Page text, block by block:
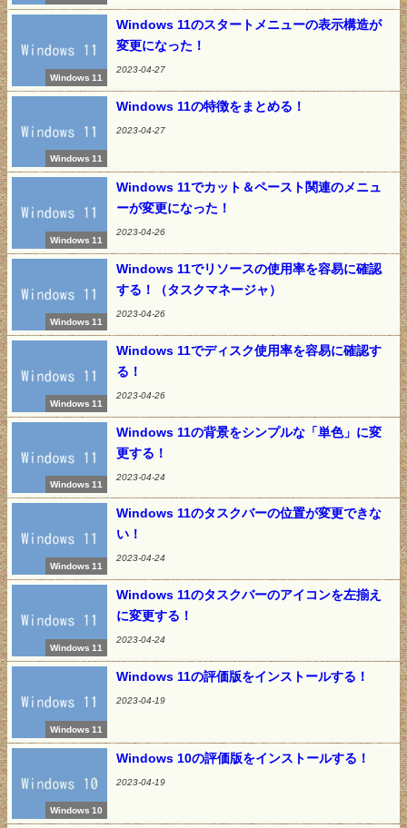
Windows 11
Windows 11のスタートメニューの表示構造が
変更になった！
2023-04-27
Windows 11
Windows 11の特徴をまとめる！
2023-04-27
Windows 11
Windows 11でカット＆ペースト関連のメニュ
ーが変更になった！
2023-04-26
Windows 11
Windows 11でリソースの使用率を容易に確認
する！（タスクマネージャ）
2023-04-26
Windows 11
Windows 11でディスク使用率を容易に確認す
る！
2023-04-26
Windows 11
Windows 11の背景をシンプルな「単色」に変
更する！
2023-04-24
Windows 11
Windows 11のタスクバーの位置が変更できな
い！
2023-04-24
Windows 11
Windows 11のタスクバーのアイコンを左揃え
に変更する！
2023-04-24
Windows 11
Windows 11の評価版をインストールする！
2023-04-19
Windows 10
Windows 10の評価版をインストールする！
2023-04-19